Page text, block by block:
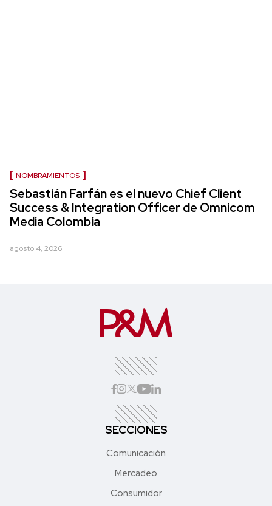
NOMBRAMIENTOS
Sebastián Farfán es el nuevo Chief Client
Success & Integration Officer de Omnicom
Media Colombia
agosto 4, 2026
SECCIONES
Comunicación
Mercadeo
Consumidor